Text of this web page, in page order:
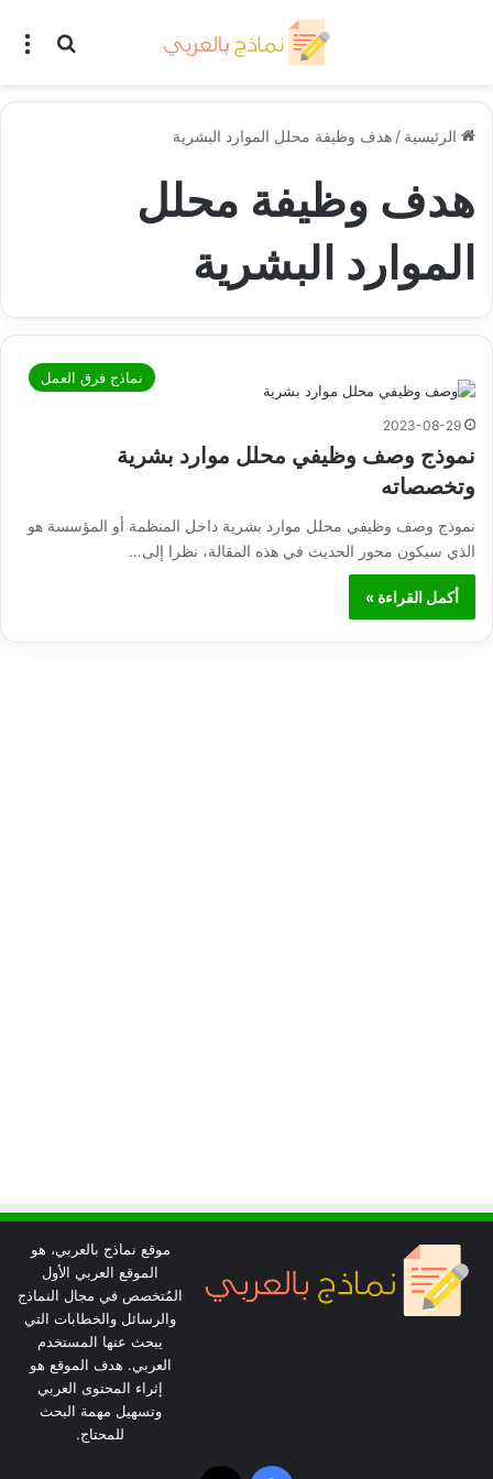
بحث
الرئيسية / هدف وظيفة محلل الموارد البشرية
هدف وظيفة محلل
الموارد البشرية
نماذج فرق العمل
2023-08-29
نموذج وصف وظيفي محلل موارد بشرية
وتخصصاته
نموذج وصف وظيفي محلل موارد بشرية داخل المنظمة أو المؤسسة هو
الذي سيكون محور الحديث في هذه المقالة، نظرا إلى…
أكمل القراءة »
موقع نماذج بالعربي، هو
الموقع العربي الأول
المُتخصص في مجال النماذج
والرسائل والخطابات التي
يبحث عنها المستخدم
العربي. هدف الموقع هو
إثراء المحتوى العربي
وتسهيل مهمة البحث
للمحتاج.